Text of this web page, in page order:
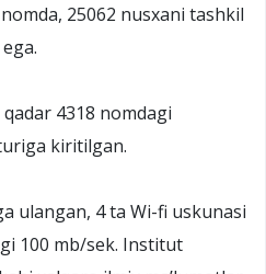
25062 nusxani tashkil
4318 nomdagi
kiritilgan.
ulangan, 4 ta Wi-fi uskunasi
100 mb/sek. Institut